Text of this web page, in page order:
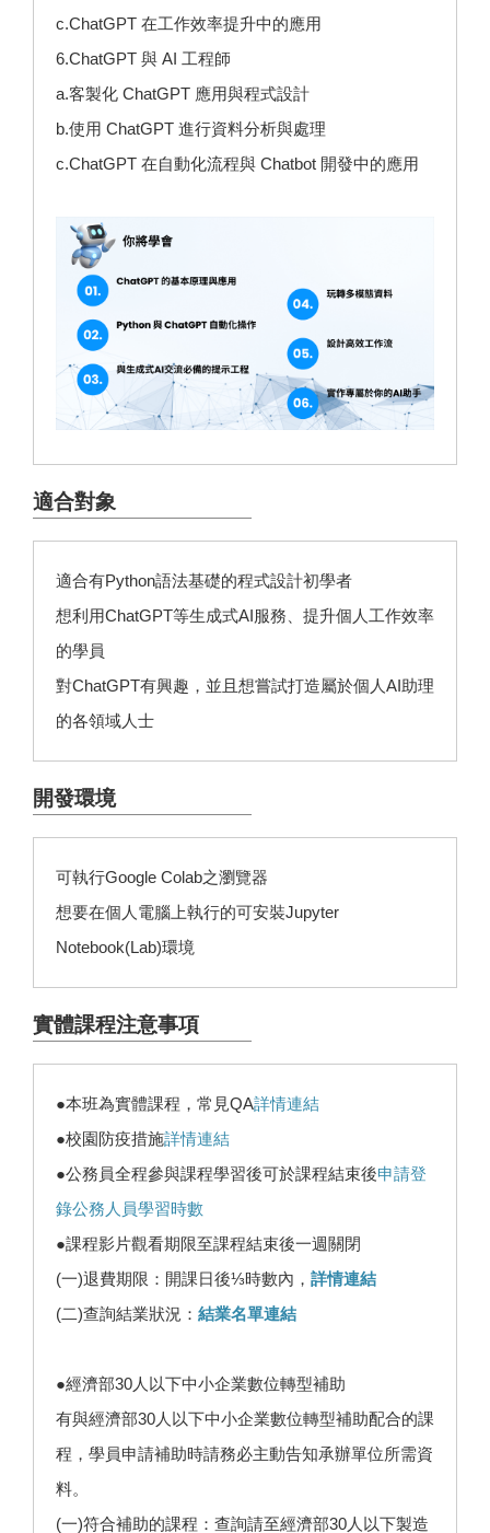
c.ChatGPT 在工作效率提升中的應用
6.ChatGPT 與 AI 工程師
a.客製化 ChatGPT 應用與程式設計
b.使用 ChatGPT 進行資料分析與處理
c.ChatGPT 在自動化流程與 Chatbot 開發中的應用
適合對象
適合有Python語法基礎的程式設計初學者
想利用ChatGPT等生成式AI服務、提升個人工作效率
的學員
對ChatGPT有興趣，並且想嘗試打造屬於個人AI助理
的各領域人士
開發環境
可執行Google Colab之瀏覽器
想要在個人電腦上執行的可安裝Jupyter
Notebook(Lab)環境
實體課程注意事項
●本班為實體課程，常見QA詳情連結
●校園防疫措施詳情連結
●公務員全程參與課程學習後可於課程結束後申請登
錄公務人員學習時數
●課程影片觀看期限至課程結束後一週關閉
(一)退費期限：開課日後⅓時數內， 詳情連結
(二)查詢結業狀況： 結業名單連結
●經濟部30人以下中小企業數位轉型補助
有與經濟部30人以下中小企業數位轉型補助配合的課
程，學員申請補助時請務必主動告知承辦單位所需資
料。
(一)符合補助的課程：查詢請至經濟部30人以下製造